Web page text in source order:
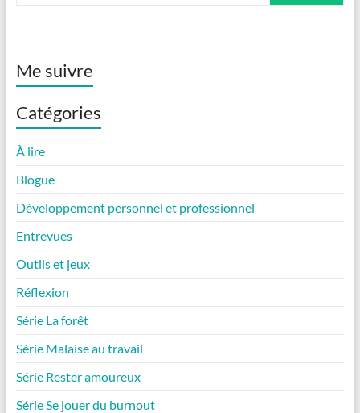
Me suivre
Catégories
À lire
Blogue
Développement personnel et professionnel
Entrevues
Outils et jeux
Réflexion
Série La forêt
Série Malaise au travail
Série Rester amoureux
Série Se jouer du burnout